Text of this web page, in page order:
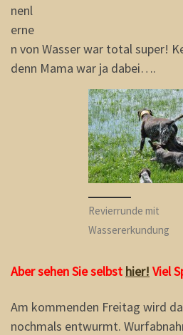
nenl
erne
n von Wasser war total super!
denn Mama war ja dabei….
Revierrunde mit
Wassererkundung
Aber sehen Sie selbst hier! Viel
Am kommenden Freitag wird
nochmals entwurmt.